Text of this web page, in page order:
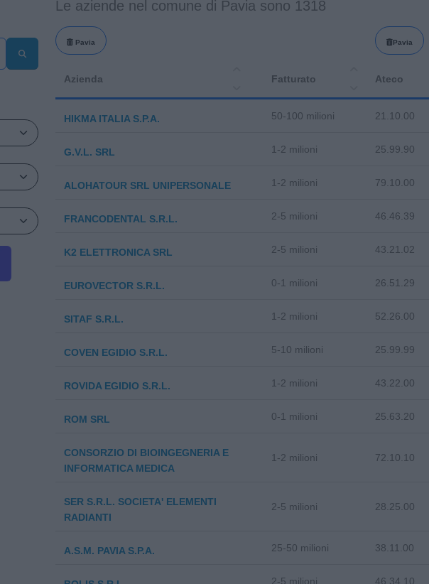
Le aziende nel comune di Pavia sono 1318
Pavia Pavia
Azienda Fatturato Ateco
HIKMA ITALIA S.P.A. 50-100 milioni 21.10.00
G.V.L. SRL 1-2 milioni 25.99.90
ALOHATOUR SRL UNIPERSONALE 1-2 milioni 79.10.00
FRANCODENTAL S.R.L. 2-5 milioni 46.46.39
K2 ELETTRONICA SRL 2-5 milioni 43.21.02
EUROVECTOR S.R.L. 0-1 milioni 26.51.29
SITAF S.R.L. 1-2 milioni 52.26.00
COVEN EGIDIO S.R.L. 5-10 milioni 25.99.99
ROVIDA EGIDIO S.R.L. 1-2 milioni 43.22.00
ROM SRL 0-1 milioni 25.63.20
CONSORZIO DI BIOINGEGNERIA E
INFORMATICA MEDICA
1-2 milioni 72.10.10
SER S.R.L. SOCIETA' ELEMENTI
RADIANTI
2-5 milioni 28.25.00
A.S.M. PAVIA S.P.A. 25-50 milioni 38.11.00
2-5 milioni 46.34.10